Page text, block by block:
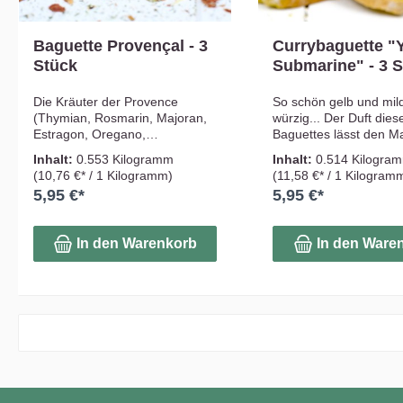
Baguette Provençal - 3
Stück
Die Kräuter der Provence
(Thymian, Rosmarin, Majoran,
Estragon, Oregano,
Baguette provençal sein
kräftiges Aroma. Durch die
getrockneten Tomaten wird es
passen perfekt zu einem
frischen Salat, jedem
herzhaften Dip oder würziger
Inhalt: 0.553 Kilogramm
(10,76 €* / 1 Kilogramm)
5,95 €*
In den Warenkorb
Currybaguette
Submarine" - 3
So schön gelb und
würzig... Der Duft
Baguettes lässt den
perfekt zu einem
jedem herzhaften Dip
würziger Kräuterbutter,
fehlen! Die
bis zu drei Baguettes.
Das Beatles-Lied ist
Inhalt:0.514
(11,58 €* / 1
5,95 €*
In den